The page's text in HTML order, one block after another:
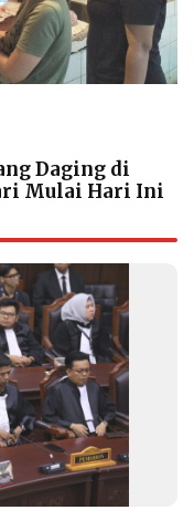
Daging di
Mulai Hari Ini